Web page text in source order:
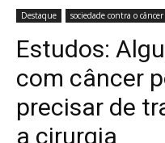
Destaque sociedade contra o câncer
Estudos:
com câncer
precisar de
a cirurgia